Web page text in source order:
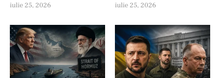
iulie 25, 2026 iulie 25, 2026